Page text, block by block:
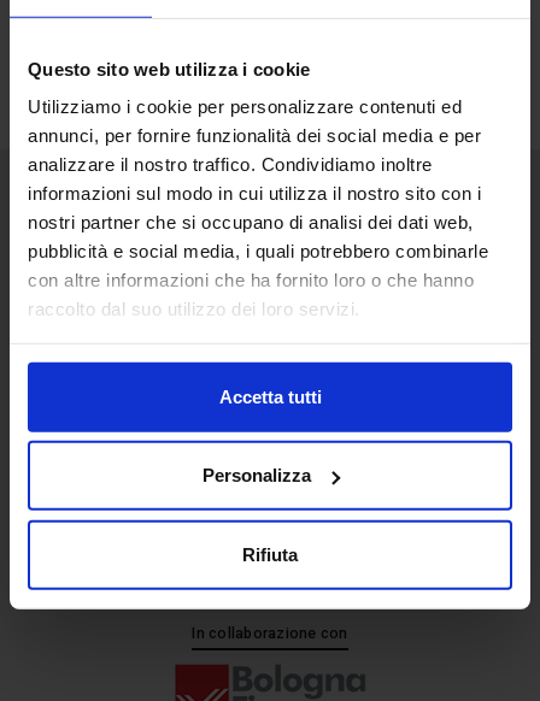
Questo sito web utilizza i cookie
Utilizziamo i cookie per personalizzare contenuti ed
annunci, per fornire funzionalità dei social media e per
analizzare il nostro traffico. Condividiamo inoltre
informazioni sul modo in cui utilizza il nostro sito con i
nostri partner che si occupano di analisi dei dati web,
pubblicità e social media, i quali potrebbero combinarle
con altre informazioni che ha fornito loro o che hanno
raccolto dal suo utilizzo dei loro servizi.
Accetta tutti
Personalizza
Rifiuta
Senaf srl
+ 39 051.325511
+ 39 02.332039460
In collaborazione con